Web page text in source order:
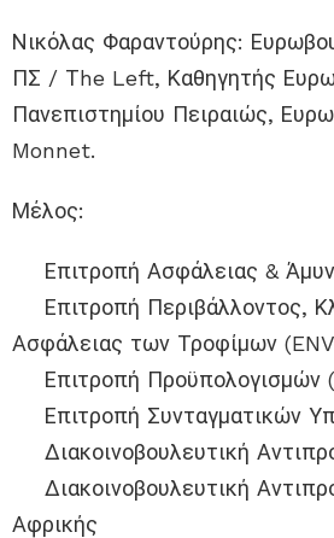
Νικόλας Φαραντούρης:
ΠΣ / Τhe Left, Καθηγητής
Πανεπιστημίου Πειραιώς,
Monnet.
Μέλος:
Επιτροπή Ασφάλειας &
Επιτροπή Περιβάλλοντος,
Ασφάλειας των Τροφίμων
Επιτροπή Προϋπολογισμών
Επιτροπή Συνταγματικών
Διακοινοβουλευτική
Διακοινοβουλευτική
Αφρικής